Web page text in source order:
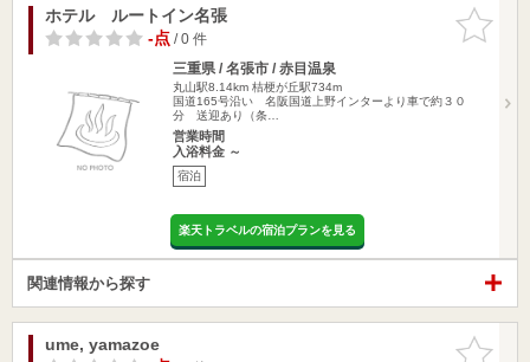
お気に入
りに追加
ホテル ルートイン名張
-点/ 0 件
三重県 / 名張市 / 赤目温泉
丸山駅8.14km 桔梗が丘駅734m
国道165号沿い 名阪国道上野インターより車で約３０
分 送迎あり（条…
営業時間
入浴料金 ～
宿泊
楽天トラベルの宿泊プランを見る
関連情報から探す
お気に入
ume, yamazoe